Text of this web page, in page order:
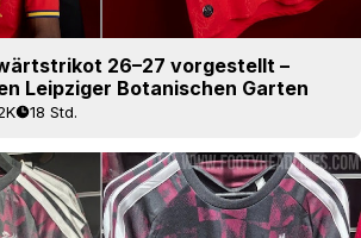
26–27 vorgestellt –
Leipziger Botanischen Garten
18 Std.